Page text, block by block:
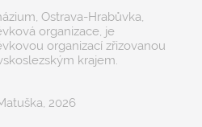
Ostrava-Hrabůvka,
organizace, je
organizací zřizovanou
krajem.
2026